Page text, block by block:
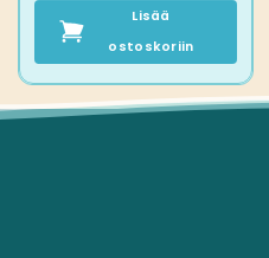
Lisää
ostoskoriin